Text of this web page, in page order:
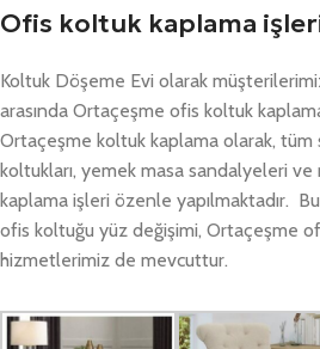
Ofis koltuk kaplama
Koltuk Döşeme Evi olarak
arasında Ortaçeşme ofis koltuk
Ortaçeşme koltuk kaplama olarak, tüm
koltukları, yemek masa sandalyeleri
kaplama işleri özenle yapılmaktadır.
ofis koltuğu yüz değişimi, Ortaçeşme
hizmetlerimiz de mevcuttur.